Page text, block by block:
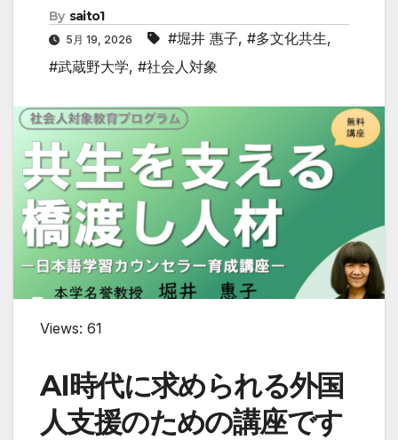
By saito1
5月 19, 2026 #堀井 惠子, #多文化共生,
#武蔵野大学, #社会人対象
Views: 61
AI時代に求められる外国
人支援のための講座です